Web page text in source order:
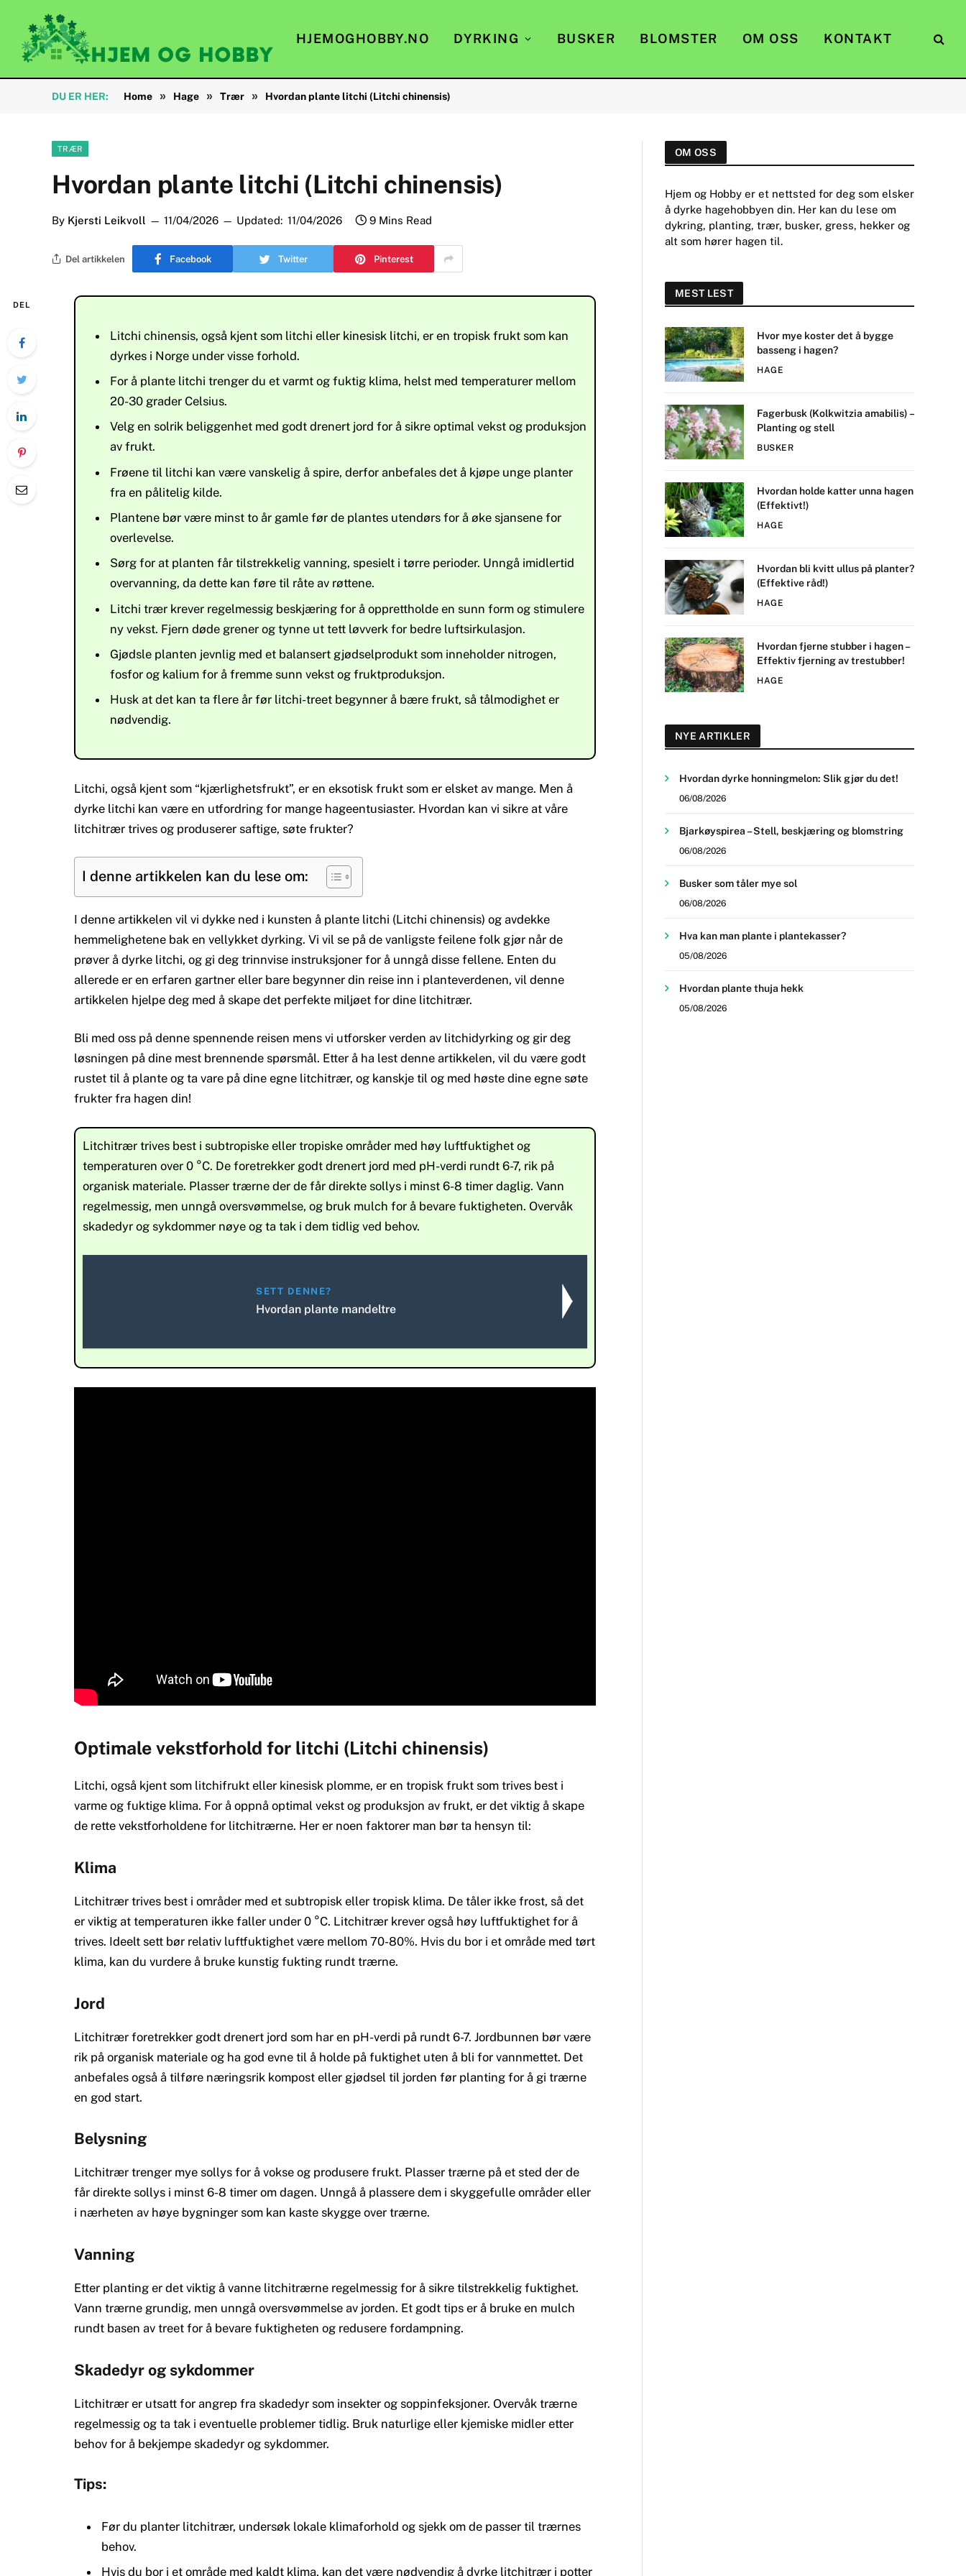
HJEMOGHOBBY.NO DYRKING BUSKER BLOMSTER OM OSS KONTAKT
DU ER HER: Home » Hage » Trær » Hvordan plante litchi (Litchi chinensis)
TRÆR
Hvordan plante litchi (Litchi chinensis)
By Kjersti Leikvoll 11/04/2026 Updated: 11/04/2026 9 Mins Read
Del artikkelen Facebook Twitter Pinterest
DEL
Litchi chinensis, også kjent som litchi eller kinesisk litchi, er en tropisk frukt som kan
dyrkes i Norge under visse forhold.
For å plante litchi trenger du et varmt og fuktig klima, helst med temperaturer mellom
20-30 grader Celsius.
Velg en solrik beliggenhet med godt drenert jord for å sikre optimal vekst og produksjon
av frukt.
Frøene til litchi kan være vanskelig å spire, derfor anbefales det å kjøpe unge planter
fra en pålitelig kilde.
Plantene bør være minst to år gamle før de plantes utendørs for å øke sjansene for
overlevelse.
Sørg for at planten får tilstrekkelig vanning, spesielt i tørre perioder. Unngå imidlertid
overvanning, da dette kan føre til råte av røttene.
Litchi trær krever regelmessig beskjæring for å opprettholde en sunn form og stimulere
ny vekst. Fjern døde grener og tynne ut tett løvverk for bedre luftsirkulasjon.
Gjødsle planten jevnlig med et balansert gjødselprodukt som inneholder nitrogen,
fosfor og kalium for å fremme sunn vekst og fruktproduksjon.
Husk at det kan ta flere år før litchi-treet begynner å bære frukt, så tålmodighet er
nødvendig.
Litchi, også kjent som “kjærlighetsfrukt”, er en eksotisk frukt som er elsket av mange. Men å
dyrke litchi kan være en utfordring for mange hageentusiaster. Hvordan kan vi sikre at våre
litchitrær trives og produserer saftige, søte frukter?
I denne artikkelen kan du lese om:
I denne artikkelen vil vi dykke ned i kunsten å plante litchi (Litchi chinensis) og avdekke
hemmelighetene bak en vellykket dyrking. Vi vil se på de vanligste feilene folk gjør når de
prøver å dyrke litchi, og gi deg trinnvise instruksjoner for å unngå disse fellene. Enten du
allerede er en erfaren gartner eller bare begynner din reise inn i planteverdenen, vil denne
artikkelen hjelpe deg med å skape det perfekte miljøet for dine litchitrær.
Bli med oss ​​på denne spennende reisen mens vi utforsker verden av litchidyrking og gir deg
løsningen på dine mest brennende spørsmål. Etter å ha lest denne artikkelen, vil du være godt
rustet til å plante og ta vare på dine egne litchitrær, og kanskje til og med høste dine egne søte
frukter fra hagen din!
Litchitrær trives best i subtropiske eller tropiske områder med høy luftfuktighet og
temperaturen over 0 °C. De foretrekker godt drenert jord med pH-verdi rundt 6-7, rik på
organisk materiale. Plasser trærne der de får direkte sollys i minst 6-8 timer daglig. Vann
regelmessig, men unngå oversvømmelse, og bruk mulch for å bevare fuktigheten. Overvåk
skadedyr og sykdommer nøye og ta tak i dem tidlig ved behov.
SETT DENNE?
Hvordan plante mandeltre
Optimale vekstforhold for litchi (Litchi chinensis)
Litchi, også kjent som litchifrukt eller kinesisk plomme, er en tropisk frukt som trives best i
varme og fuktige klima. For å oppnå optimal vekst og produksjon av frukt, er det viktig å skape
de rette vekstforholdene for litchitrærne. Her er noen faktorer man bør ta hensyn til:
Klima
Litchitrær trives best i områder med et subtropisk eller tropisk klima. De tåler ikke frost, så det
er viktig at temperaturen ikke faller under 0 °C. Litchitrær krever også høy luftfuktighet for å
trives. Ideelt sett bør relativ luftfuktighet være mellom 70-80%. Hvis du bor i et område med tørt
klima, kan du vurdere å bruke kunstig fukting rundt trærne.
Jord
Litchitrær foretrekker godt drenert jord som har en pH-verdi på rundt 6-7. Jordbunnen bør være
rik på organisk materiale og ha god evne til å holde på fuktighet uten å bli for vannmettet. Det
anbefales også å tilføre næringsrik kompost eller gjødsel til jorden før planting for å gi trærne
en god start.
Belysning
Litchitrær trenger mye sollys for å vokse og produsere frukt. Plasser trærne på et sted der de
får direkte sollys i minst 6-8 timer om dagen. Unngå å plassere dem i skyggefulle områder eller
i nærheten av høye bygninger som kan kaste skygge over trærne.
Vanning
Etter planting er det viktig å vanne litchitrærne regelmessig for å sikre tilstrekkelig fuktighet.
Vann trærne grundig, men unngå oversvømmelse av jorden. Et godt tips er å bruke en mulch
rundt basen av treet for å bevare fuktigheten og redusere fordampning.
Skadedyr og sykdommer
Litchitrær er utsatt for angrep fra skadedyr som insekter og soppinfeksjoner. Overvåk trærne
regelmessig og ta tak i eventuelle problemer tidlig. Bruk naturlige eller kjemiske midler etter
behov for å bekjempe skadedyr og sykdommer.
Tips:
Før du planter litchitrær, undersøk lokale klimaforhold og sjekk om de passer til trærnes
behov.
Hvis du bor i et område med kaldt klima, kan det være nødvendig å dyrke litchitrær i potter
OM OSS
Hjem og Hobby er et nettsted for deg som elsker
å dyrke hagehobbyen din. Her kan du lese om
dykring, planting, trær, busker, gress, hekker og
alt som hører hagen til.
MEST LEST
Hvor mye koster det å bygge
basseng i hagen?
HAGE
Fagerbusk (Kolkwitzia amabilis) –
Planting og stell
BUSKER
Hvordan holde katter unna hagen
(Effektivt!)
HAGE
Hvordan bli kvitt ullus på planter?
(Effektive råd!)
HAGE
Hvordan fjerne stubber i hagen –
Effektiv fjerning av trestubber!
HAGE
NYE ARTIKLER
Hvordan dyrke honningmelon: Slik gjør du det!
06/08/2026
Bjarkøyspirea – Stell, beskjæring og blomstring
06/08/2026
Busker som tåler mye sol
06/08/2026
Hva kan man plante i plantekasser?
05/08/2026
Hvordan plante thuja hekk
05/08/2026